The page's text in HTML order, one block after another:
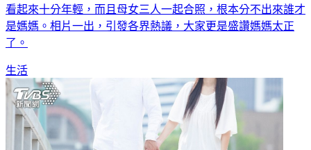
看起來十分年輕，而且母女三人一起合照，根本分不出來誰才
是媽媽。相片一出，引發各界熱議，大家更是盛讚媽媽太正
了。
生活